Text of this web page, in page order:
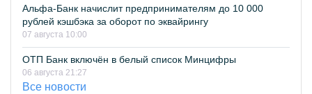
Альфа-Банк начислит предпринимателям до 10 000
рублей кэшбэка за оборот по эквайрингу
07 августа 10:00
ОТП Банк включён в белый список Минцифры
06 августа 21:27
Все новости